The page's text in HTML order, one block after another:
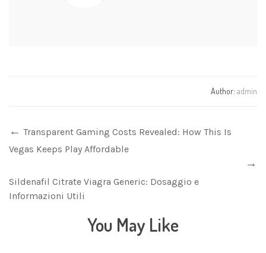
Author: admin
Transparent Gaming Costs Revealed: How This Is
Vegas Keeps Play Affordable
Sildenafil Citrate Viagra Generic: Dosaggio e
Informazioni Utili
You May Like